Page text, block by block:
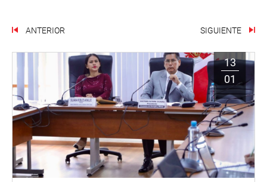
ANTERIOR SIGUIENTE
13
01